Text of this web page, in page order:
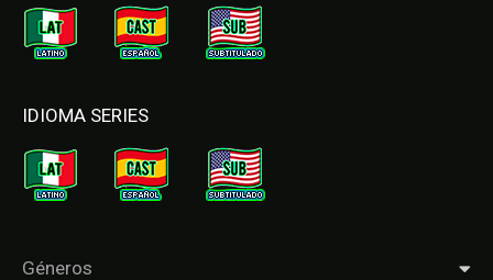
IDIOMA SERIES
Géneros